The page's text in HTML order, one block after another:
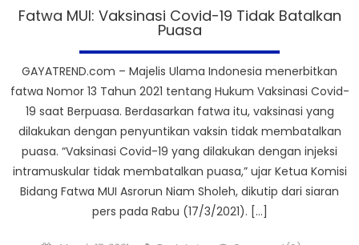
Fatwa MUI: Vaksinasi Covid-19 Tidak Batalkan
Puasa
GAYATREND.com – Majelis Ulama Indonesia menerbitkan
fatwa Nomor 13 Tahun 2021 tentang Hukum Vaksinasi Covid-
19 saat Berpuasa. Berdasarkan fatwa itu, vaksinasi yang
dilakukan dengan penyuntikan vaksin tidak membatalkan
puasa. “Vaksinasi Covid-19 yang dilakukan dengan injeksi
intramuskular tidak membatalkan puasa,” ujar Ketua Komisi
Bidang Fatwa MUI Asrorun Niam Sholeh, dikutip dari siaran
pers pada Rabu (17/3/2021). […]